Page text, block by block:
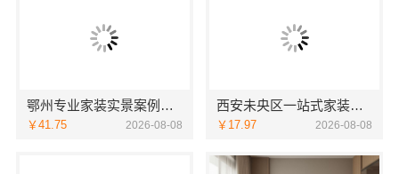
鄂州专业家装实景案例，百年米莱品质见证
￥41.75 2026-08-08
西安未央区一站式家装设计刚需房售后完善-居安天成（西安）建筑工程有限责任公司
￥17.97 2026-08-08